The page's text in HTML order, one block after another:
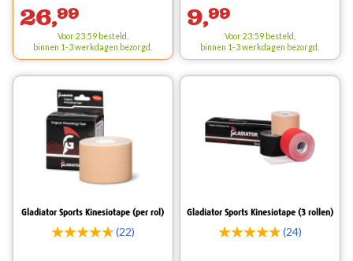
26,99
Voor 23:59 besteld,
binnen 1-3 werkdagen bezorgd.
9,99
Voor 23:59 besteld,
binnen 1-3 werkdagen bezorgd.
Gladiator Sports Kinesiotape (per rol)
(22)
Gladiator Sports Kinesiotape (3 rollen)
(24)